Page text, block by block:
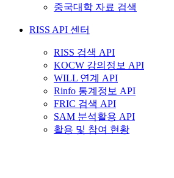
중국대학 자료 검색
RISS API 센터
RISS 검색 API
KOCW 강의정보 API
WILL 연계 API
Rinfo 통계정보 API
FRIC 검색 API
SAM 분석활용 API
활용 및 참여 현황